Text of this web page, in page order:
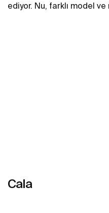
ediyor. Nu, farklı model ve renklerde birçok alternatif
Cala